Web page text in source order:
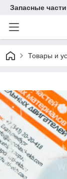
Запасные
Товары и